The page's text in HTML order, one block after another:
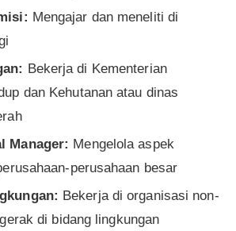
Mengajar dan meneliti di
Bekerja di Kementerian
dan Kehutanan atau dinas
Manager: Mengelola aspek
perusahaan besar
Bekerja di organisasi non-
di bidang lingkungan